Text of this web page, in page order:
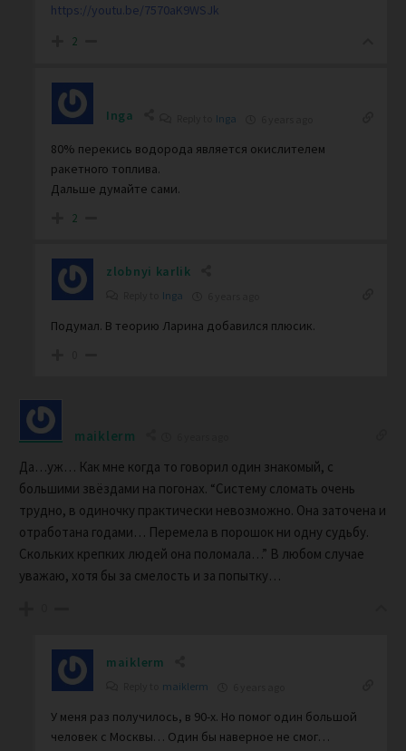
https://youtu.be/7570aK9WSJk
2
Inga Inga
80% перекись водорода является окислителем
ракетного топлива.
Дальше думайте сами.
2
zlobnyi karlik
Inga
Подумал. В теорию Ларина добавился плюсик.
maiklerm
Да…уж… Как мне когда то говорил один знакомый, с
большими звёздами на погонах. “Систему сломать очень
трудно, в одиночку практически невозможно. Она заточена и
отработана годами… Перемела в порошок ни одну судьбу.
Скольких крепких людей она поломала…” В любом случае
уважаю, хотя бы за смелость и за попытку…
maiklerm
maiklerm
У меня раз получилось, в 90-х. Но помог один большой
человек с Москвы… Один бы наверное не смог…